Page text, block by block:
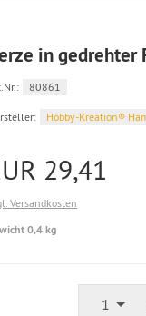
in gedrehter
80861
Hobby-Kreation®
29,41
Versandkosten
0,4 kg
1